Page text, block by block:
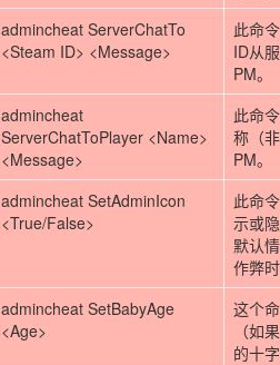
admincheat ServerChatTo
<Steam ID> <Message>
此命
ID从
PM。
admincheat
ServerChatToPlayer <Name>
<Message>
此命
称（
PM。
admincheat SetAdminIcon
<True/False>
此命
示或
默认
作弊
admincheat SetBabyAge
<Age>
这个
（如
的十